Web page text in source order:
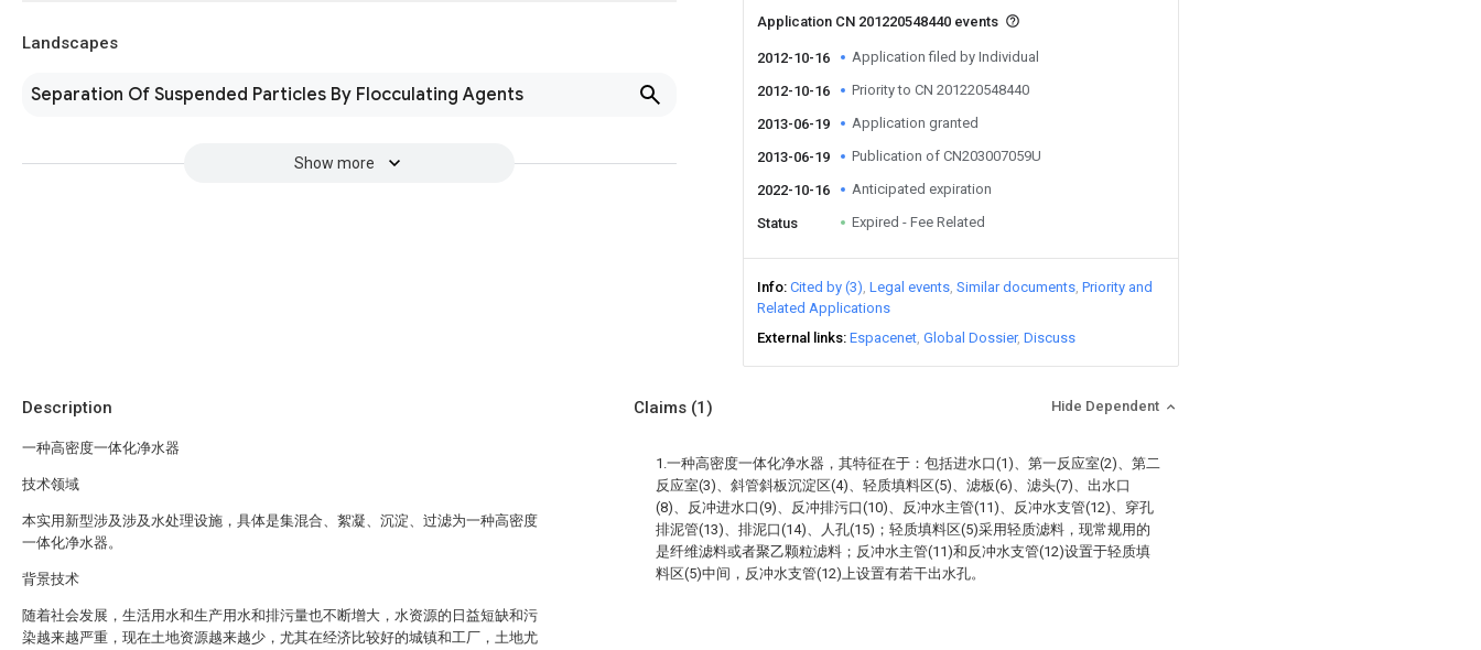
Landscapes
Separation Of Suspended Particles By Flocculating Agents
Show more
Application CN 201220548440 events
2012-10-16 Application filed by Individual
2012-10-16 Priority to CN 201220548440
2013-06-19 Application granted
2013-06-19 Publication of CN203007059U
2022-10-16 Anticipated expiration
Status Expired - Fee Related
Info Cited by (3) Legal events Similar documents Priority and
Related Applications
External links Espacenet Global Dossier Discuss
Description
一种高密度一体化净水器
技术领域
本实用新型涉及涉及水处理设施，具体是集混合、絮凝、沉淀、过滤为一种高密度
一体化净水器。
背景技术
随着社会发展，生活用水和生产用水和排污量也不断增大，水资源的日益短缺和污
染越来越严重，现在土地资源越来越少，尤其在经济比较好的城镇和工厂，土地尤
Claims (1) Hide Dependent
1.一种高密度一体化净水器，其特征在于：包括进水口(1)、第一反应室(2)、第二
反应室(3)、斜管斜板沉淀区(4)、轻质填料区(5)、滤板(6)、滤头(7)、出水口
(8)、反冲进水口(9)、反冲排污口(10)、反冲水主管(11)、反冲水支管(12)、穿孔
排泥管(13)、排泥口(14)、人孔(15)；轻质填料区(5)采用轻质滤料，现常规用的
是纤维滤料或者聚乙颗粒滤料；反冲水主管(11)和反冲水支管(12)设置于轻质填
料区(5)中间，反冲水支管(12)上设置有若干出水孔。